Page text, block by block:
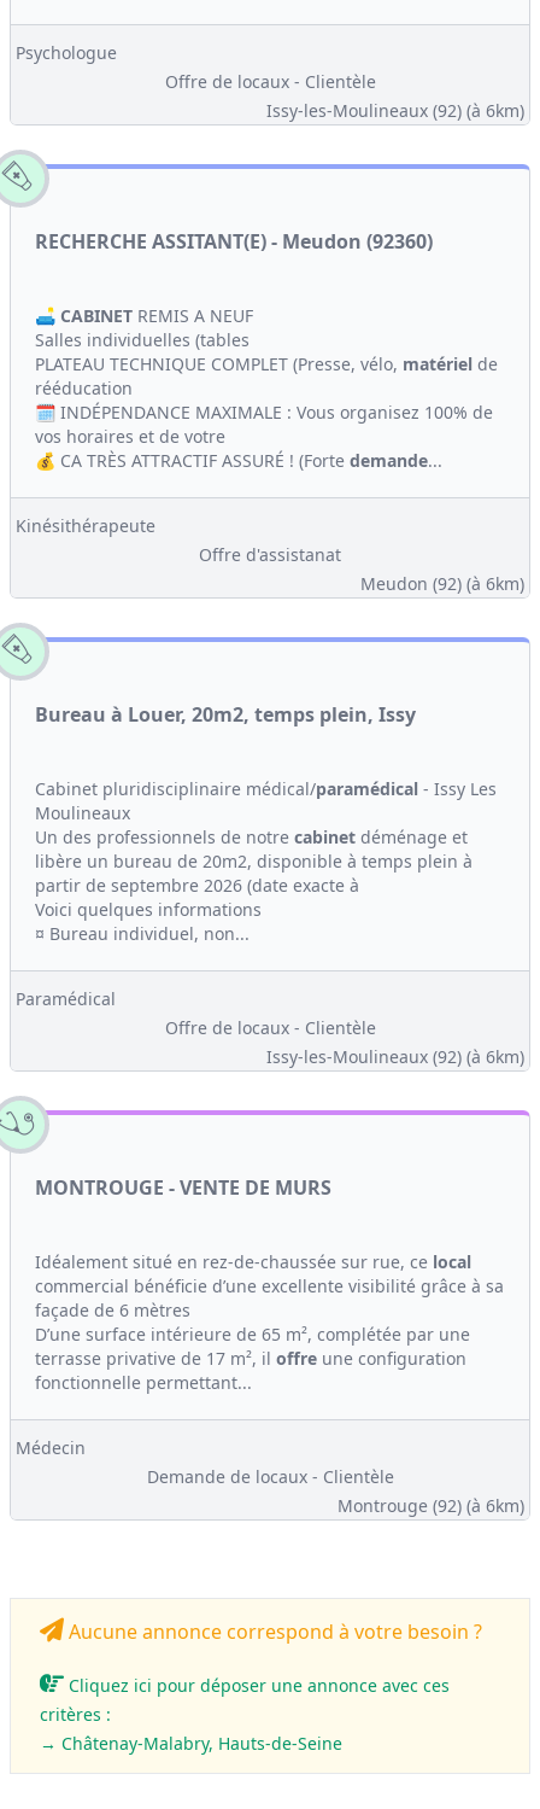
Psychologue
Offre de locaux - Clientèle
Issy-les-Moulineaux (92) (à 6km)
RECHERCHE ASSITANT(E) - Meudon (92360)
🛋️ CABINET REMIS A NEUF
Salles individuelles (tables
PLATEAU TECHNIQUE COMPLET (Presse, vélo, matériel de
rééducation
🗓️ INDÉPENDANCE MAXIMALE : Vous organisez 100% de
vos horaires et de votre
💰 CA TRÈS ATTRACTIF ASSURÉ ! (Forte demande...
Kinésithérapeute
Offre d'assistanat
Meudon (92) (à 6km)
Bureau à Louer, 20m2, temps plein, Issy
Cabinet pluridisciplinaire médical/paramédical - Issy Les
Moulineaux
Un des professionnels de notre cabinet déménage et
libère un bureau de 20m2, disponible à temps plein à
partir de septembre 2026 (date exacte à
Voici quelques informations
¤ Bureau individuel, non...
Paramédical
Offre de locaux - Clientèle
Issy-les-Moulineaux (92) (à 6km)
MONTROUGE - VENTE DE MURS
Idéalement situé en rez-de-chaussée sur rue, ce local
commercial bénéficie d’une excellente visibilité grâce à sa
façade de 6 mètres
D’une surface intérieure de 65 m², complétée par une
terrasse privative de 17 m², il offre une configuration
fonctionnelle permettant...
Médecin
Demande de locaux - Clientèle
Montrouge (92) (à 6km)
Aucune annonce correspond à votre besoin ?
Cliquez ici pour déposer une annonce avec ces
critères :
→ Châtenay-Malabry, Hauts-de-Seine